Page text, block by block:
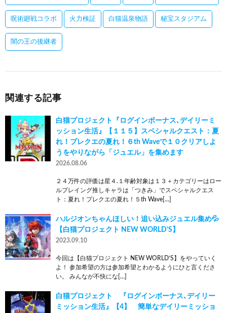
呪術廻戦コラボ 火力検証 白猫温泉物語 秘宝スタジアム
闇の王の後継者
関連する記事
白猫プロジェクト『ログインボーナス､デイリーミ
ッション生活』【１１５】スペシャルクエスト：夏
れ！プレクエの夏れ！６th Waveで１０クリアしよ
うをやりながら「ジュエル」を集めます
2026.08.06
２４万件の評価は星４.１年齢対象は１３＋カテゴリーはロー
ルプレイング推しキャラは「つきみ」でスペシャルクエス
ト：夏れ！プレクエの夏れ！５th Wave[…]
ハルジオンちゃんほしい！追い込みジュエル集め💦
【白猫プロジェクト NEW WORLD’S】
2023.09.10
今回は【白猫プロジェクト NEW WORLD’S】をやっていく
よ！ 参加希望の方は参加希望とわかるようにひと言くださ
い。 みんなが不快にな[…]
白猫プロジェクト 『ログインボーナス､デイリー
ミッション生活』【4】 簡単なデイリーミッショ